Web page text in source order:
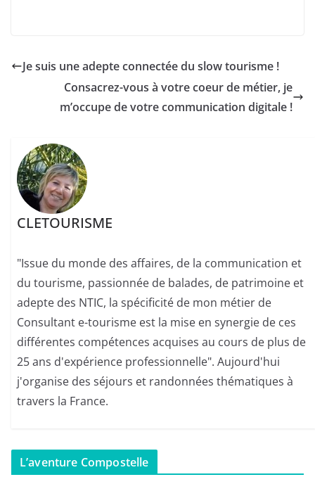
Je suis une adepte connectée du slow tourisme !
Consacrez-vous à votre coeur de métier, je
m’occupe de votre communication digitale !
CLETOURISME
"Issue du monde des affaires, de la communication et
du tourisme, passionnée de balades, de patrimoine et
adepte des NTIC, la spécificité de mon métier de
Consultant e-tourisme est la mise en synergie de ces
différentes compétences acquises au cours de plus de
25 ans d'expérience professionnelle". Aujourd'hui
j'organise des séjours et randonnées thématiques à
travers la France.
L’aventure Compostelle